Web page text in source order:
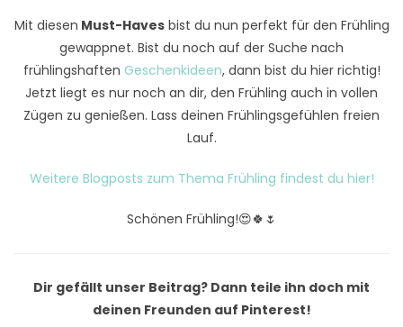
Mit diesen Must-Havesbist du nun perfekt für den Frühling
gewappnet. Bist du noch auf der Suche nach
frühlingshaften Geschenkideen, dann bist du hier richtig!
Jetzt liegt es nur noch an dir, den Frühling auch in vollen
Zügen zu genießen. Lass deinen Frühlingsgefühlen freien
Lauf.
Weitere Blogposts zum Thema Frühling findest du hier!
Schönen Frühling!😍🍀🌷
Dir gefällt unser Beitrag? Dann teile ihn doch mit
deinen Freunden auf Pinterest!